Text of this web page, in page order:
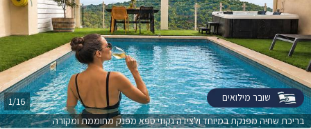
בריכת שחיה מפנקת במיוחד ולצידה גקוזי ספא מפנק מחוממת ומקורה
1/16 שובר מילואים